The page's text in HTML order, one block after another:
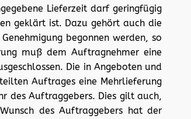
Lieferzeit darf geringfügig
geklärt ist. Dazu gehört auch die
begonnen werden, so
muß dem Auftragnehmer eine
Die in Angeboten und
Auftrages eine Mehrlieferung
des Auftraggebers. Dies gilt auch,
des Auftraggebers hat der